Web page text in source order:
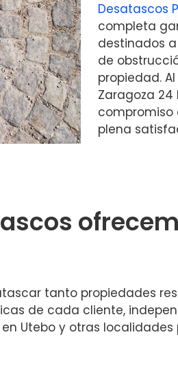
Desatascos
completa
destinados
de
propiedad.
Zaragoza
compromiso
plena
tanto propiedades
de cada cliente,
Utebo y otras localidades